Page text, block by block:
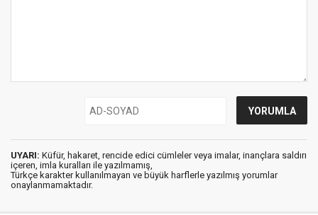
UYARI: Küfür, hakaret, rencide edici cümleler veya imalar, inançlara saldırı
içeren, imla kuralları ile yazılmamış,
Türkçe karakter kullanılmayan ve büyük harflerle yazılmış yorumlar
onaylanmamaktadır.